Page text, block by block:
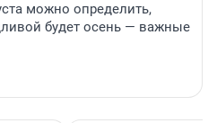
можно определить,
будет осень — важные